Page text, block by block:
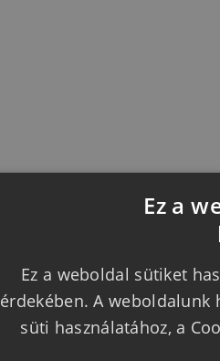
Ez a
Ez a weboldal sütiket
érdekében. A weboldalunk
süti használatához, a